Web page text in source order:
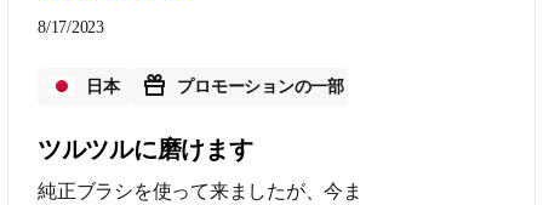
8/17/2023
日本 プロモーションの一部
ツルツルに磨けます
純正ブラシを使って来ましたが、今ま